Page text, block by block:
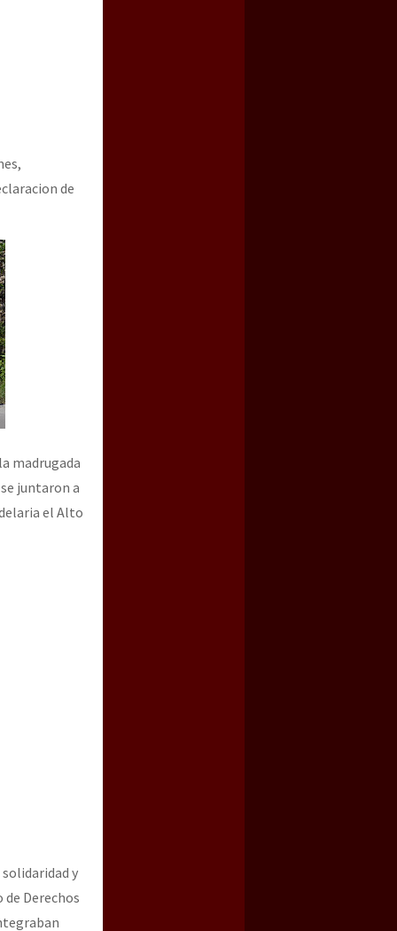
de
madrugada
juntaron a
el Alto
y
de Derechos